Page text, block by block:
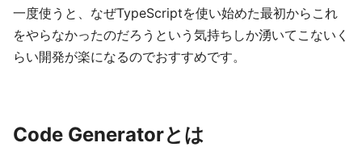
一度使うと、なぜTypeScriptを使い始めた最初からこれ
をやらなかったのだろうという気持ちしか湧いてこないく
らい開発が楽になるのでおすすめです。
Code Generatorとは